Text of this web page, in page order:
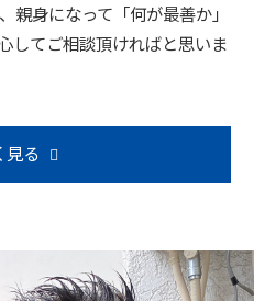
親身になって「何が最善か」
してご相談頂ければと思いま
見る